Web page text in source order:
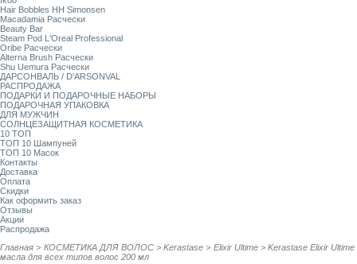
Hair Bobbles HH Simonsen
Macadamia Расчески
Beauty Bar
Steam Pod L'Oreal Professional
Oribe Расчески
Alterna Brush Расчески
Shu Uemura Расчески
ДАРСОНВАЛЬ / D'ARSONVAL
РАСПРОДАЖА
ПОДАРКИ И ПОДАРОЧНЫЕ НАБОРЫ
ПОДАРОЧНАЯ УПАКОВКА
ДЛЯ МУЖЧИН
СОЛНЦЕЗАЩИТНАЯ КОСМЕТИКА
10 ТОП
ТОП 10 Шампуней
ТОП 10 Масок
Контакты
Доставка
Оплата
Скидки
Как оформить заказ
Отзывы
Акции
Распродажа
Главная > КОСМЕТИКА ДЛЯ ВОЛОС > Kerastase > Elixir Ultime > Kerastase Elixir
масла для всех типов волос 200 мл